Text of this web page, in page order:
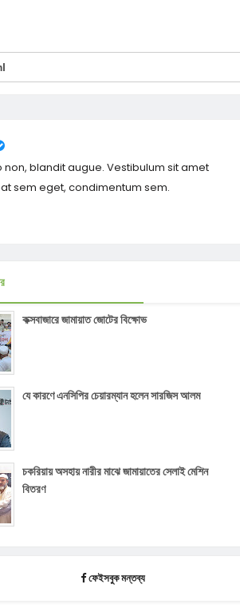
non, blandit augue. Vestibulum sit amet
sem eget, condimentum sem.
কক্সবাজারে জামায়াত জোটের বিক্ষোভ
যে কারণে এনসিপির চেয়ার‌ম্যান হলেন সারজিস আলম
চকরিয়ায় অসহায় নারীর মাঝে জামায়াতের সেলাই মেশিন
বিতরণ
ফেইসবুক মন্তব্য